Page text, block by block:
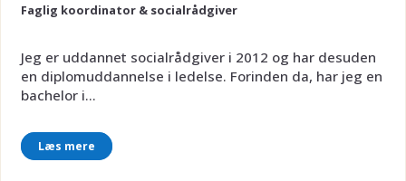
Faglig koordinator & socialrådgiver
Jeg er uddannet socialrådgiver i 2012 og har desuden
en diplomuddannelse i ledelse. Forinden da, har jeg en
bachelor i...
Læs mere